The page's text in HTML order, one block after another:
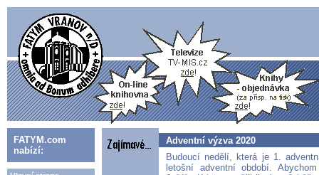
FATYM.com
nabízí:
Adventní výzva 2020
Budoucí nedělí, která je 1.
letošní adventní období.